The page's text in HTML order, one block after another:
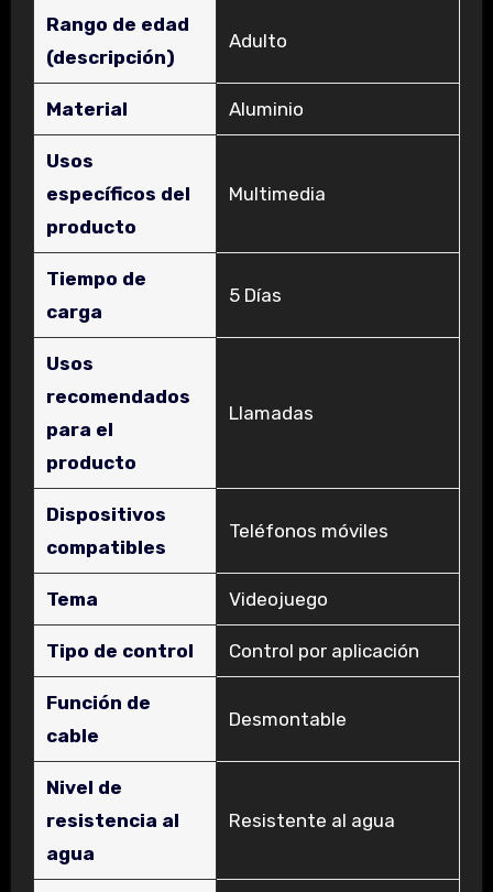
Rango de edad
(descripción)
‎Adulto
Material ‎Aluminio
Usos
específicos del
producto
‎Multimedia
Tiempo de
carga
‎5 Días
Usos
recomendados
para el
producto
‎Llamadas
Dispositivos
compatibles
‎Teléfonos móviles
Tema ‎Videojuego
Tipo de control ‎Control por aplicación
Función de
cable
‎Desmontable
Nivel de
resistencia al
agua
‎Resistente al agua